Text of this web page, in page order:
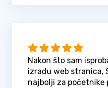
Nakon što sam
izradu web stranica,
najbolji za početnike